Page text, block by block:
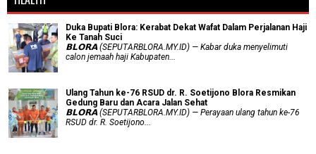
Duka Bupati Blora: Kerabat Dekat Wafat Dalam Perjalanan Haji
Ke Tanah Suci
𝗕𝗟𝗢𝗥𝗔 (SEPUTARBLORA.MY.ID) — Kabar duka menyelimuti
calon jemaah haji Kabupaten...
Ulang Tahun ke-76 RSUD dr. R. Soetijono Blora Resmikan
Gedung Baru dan Acara Jalan Sehat
𝗕𝗟𝗢𝗥𝗔 (SEPUTARBLORA.MY.ID) — Perayaan ulang tahun ke-76
RSUD dr. R. Soetijono...